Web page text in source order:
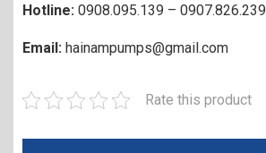
Hotline: 0908.095.139 – 0907.826.239
Email: hainampumps@gmail.com
Rate this product